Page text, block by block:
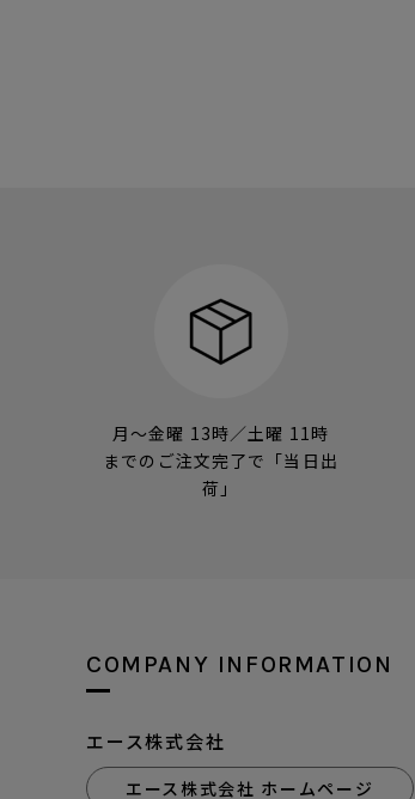
月～金曜 13時／土曜 11時
までのご注文完了で「当日出
荷」
COMPANY INFORMATION
エース株式会社
エース株式会社 ホームページ